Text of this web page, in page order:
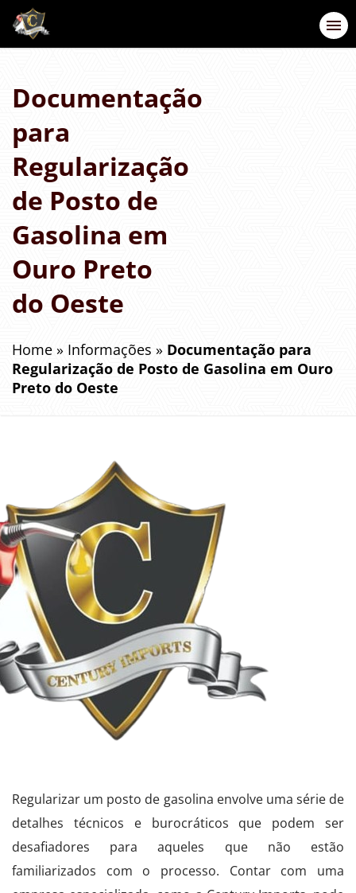
Documentação
para
Regularização
de Posto de
Gasolina em
Ouro Preto
do Oeste
Home » Informações » Documentação para
Regularização de Posto de Gasolina em Ouro
Preto do Oeste
Regularizar um posto de gasolina envolve uma série de
detalhes técnicos e burocráticos que podem ser
desafiadores para aqueles que não estão
familiarizados com o processo. Contar com uma